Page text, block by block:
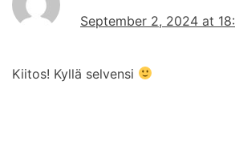
September 2, 2024 at
Kiitos! Kyllä selvensi